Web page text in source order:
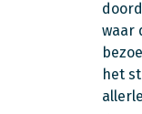
waar
het